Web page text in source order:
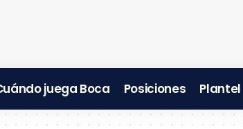
juega Boca Posiciones Plantel